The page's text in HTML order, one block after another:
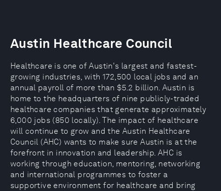
Austin Healthcare Council
Healthcare is one of Austin's largest and fastest-
growing industries, with 172,500 local jobs and an
annual payroll of more than $5.2 billion. Austin is
home to the headquarters of nine publicly-traded
healthcare companies that generate approximately
6,000 jobs (850 locally). The impact of healthcare
will continue to grow and the Austin Healthcare
Council (AHC) wants to make sure Austin is at the
forefront in innovation and leadership. AHC is
working through education, mentoring, networking
and international programmes to foster a
supportive environment for healthcare and bring